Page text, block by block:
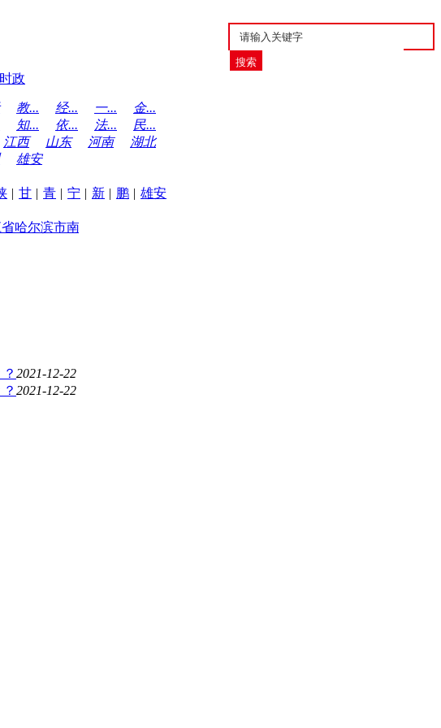
时政
教... 经... 一...
金...
知... 依... 法...
民...
江西 山东 河南
湖北
雄安
| 甘 | 青 | 宁 | 新 | 鹏 | 雄安
哈尔滨市南岗公安局你们活的踏实吗？？？！！!!
2021-12-22
2021-12-22